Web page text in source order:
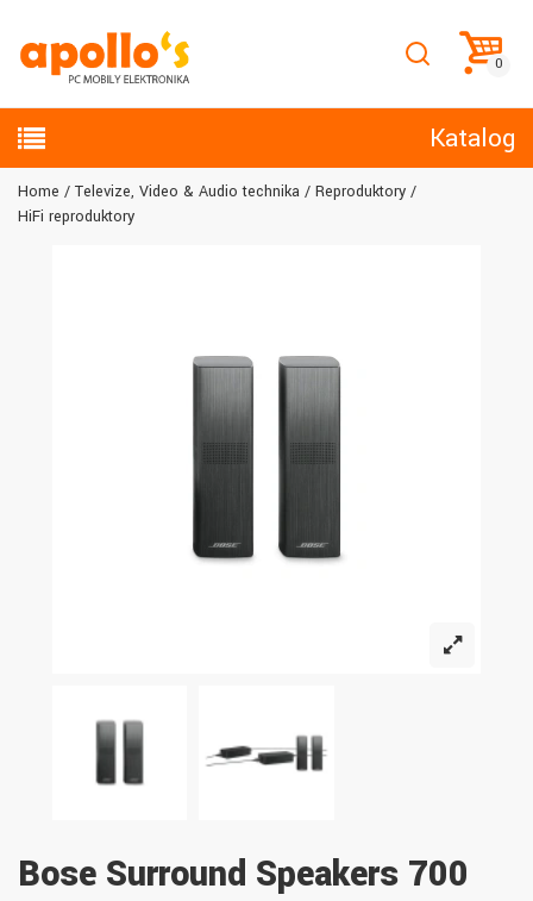
Katalog
Home Televize, Video & Audio technika
Reproduktory
HiFi reproduktory
Bose Surround Speakers 700